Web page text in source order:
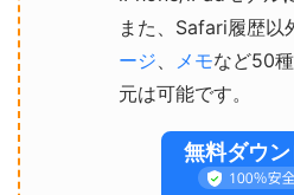
また、Safari履歴以
ージ
メモなど50
元は可能です。
無料ダウ